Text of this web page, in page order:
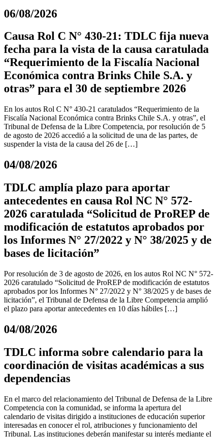
06/08/2026
Causa Rol C N° 430-21: TDLC fija nueva
fecha para la vista de la causa caratulada
“Requerimiento de la Fiscalía Nacional
Económica contra Brinks Chile S.A. y
otras” para el 30 de septiembre 2026
En los autos Rol C N° 430-21 caratulados “Requerimiento de la
Fiscalía Nacional Económica contra Brinks Chile S.A. y otras”, el
Tribunal de Defensa de la Libre Competencia, por resolución de 5
de agosto de 2026 accedió a la solicitud de una de las partes, de
suspender la vista de la causa del 26 de […]
04/08/2026
TDLC amplía plazo para aportar
antecedentes en causa Rol NC N° 572-
2026 caratulada “Solicitud de ProREP de
modificación de estatutos aprobados por
los Informes N° 27/2022 y N° 38/2025 y de
bases de licitación”
Por resolución de 3 de agosto de 2026, en los autos Rol NC N° 572-
2026 caratulado “Solicitud de ProREP de modificación de estatutos
aprobados por los Informes N° 27/2022 y N° 38/2025 y de bases de
licitación”, el Tribunal de Defensa de la Libre Competencia amplió
el plazo para aportar antecedentes en 10 días hábiles […]
04/08/2026
TDLC informa sobre calendario para la
coordinación de visitas académicas a sus
dependencias
En el marco del relacionamiento del Tribunal de Defensa de la Libre
Competencia con la comunidad, se informa la apertura del
calendario de visitas dirigido a instituciones de educación superior
interesadas en conocer el rol, atribuciones y funcionamiento del
Tribunal. Las instituciones deberán manifestar su interés mediante el